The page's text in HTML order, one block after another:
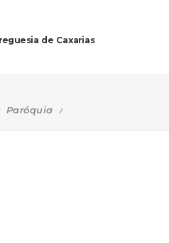
de Caxarias
Paróquia